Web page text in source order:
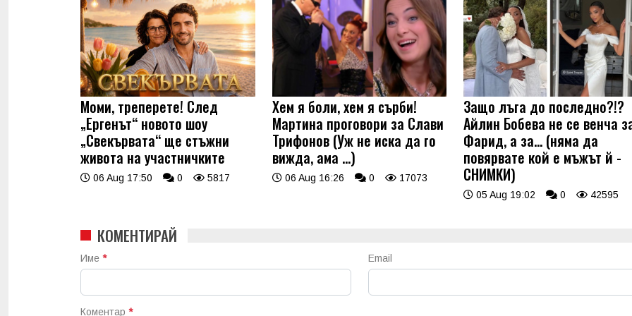
Моми, треперете! След
„Ергенът“ новото шоу
„Свекървата“ ще стъжни
живота на участничките
06 Aug 17:50 0 5817
Хем я боли, хем я сърби!
Мартина проговори за Слави
Трифонов (Уж не иска да го
вижда, ама …)
06 Aug 16:26 0 17073
Защо лъга до последно?!?
Айлин Бобева не се венча
Фарид, а за... (няма да
повярвате кой е мъжът й -
СНИМКИ)
05 Aug 19:02 0 42595
КОМЕНТИРАЙ
Име * Email
Коментар *